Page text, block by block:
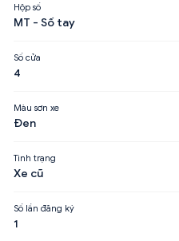
Hộp số
MT - Số tay
Số cửa
4
Màu sơn xe
Đen
Tình trạng
Xe cũ
Số lần đăng ký
1